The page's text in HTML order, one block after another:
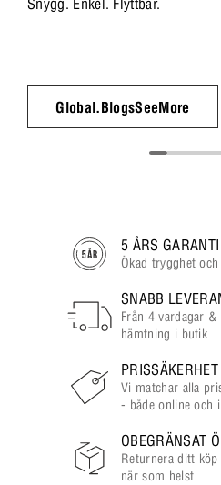
Snygg. Enkel. Flyttbar.
Global.BlogsSeeMore
5 ÅRS GARANTI
Ökad trygghet
SNABB
Från 4 vardagar
hämtning i butik
PRISSÄKERHET
Vi matchar alla
- både online och
OBEGRÄNSAT
Returnera ditt köp
när som helst